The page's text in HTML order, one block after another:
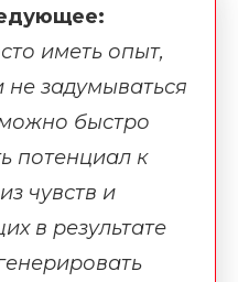
иметь опыт,
не задумываться
быстро
потенциал к
чувств и
в результате